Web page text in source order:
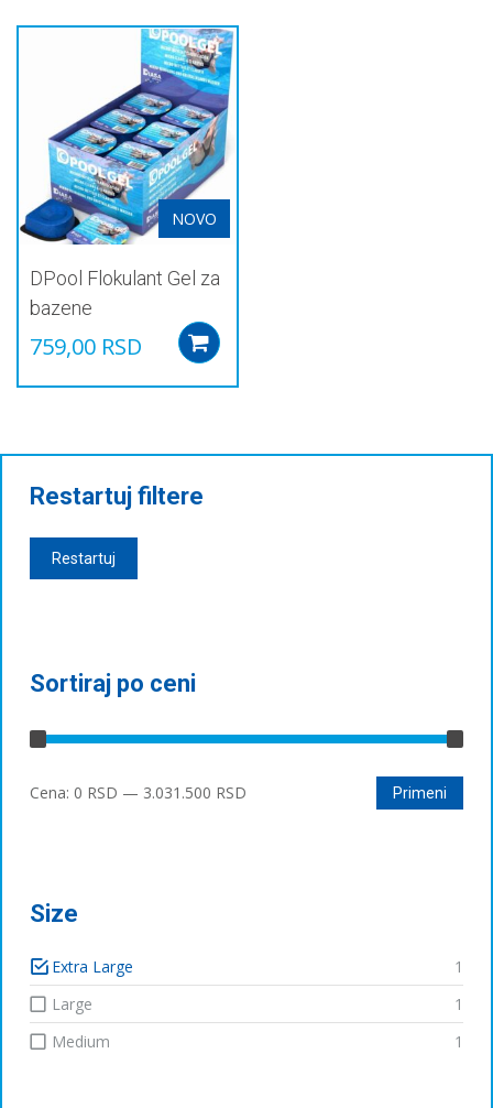
NOVO
DPool Flokulant Gel za
bazene
759,00 RSD
Restartuj filtere
Restartuj
Sortiraj po ceni
Минимална
Максимална
Primeni
Cena: 0 RSD — 3.031.500 RSD
Size
Extra Large
1
Large
1
Medium
1